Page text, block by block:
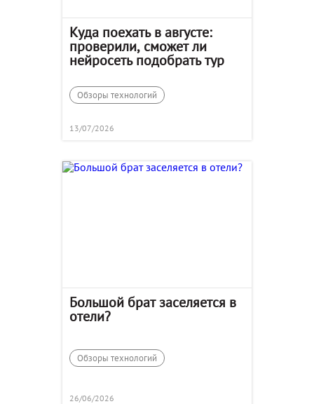
Куда поехать в августе:
проверили, сможет ли
нейросеть подобрать тур
Обзоры технологий
13/07/2026
Большой брат заселяется в
отели?
Обзоры технологий
26/06/2026